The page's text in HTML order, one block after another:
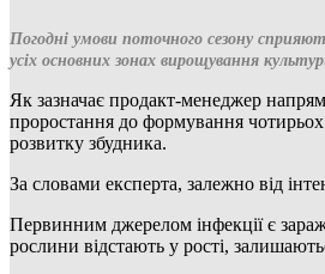
Погодні умови поточного сезону
усіх основних зонах вирощування
Як зазначає продакт-менеджер
проростання до формування
розвитку збудника.
За словами експерта, залежно від
Первинним джерелом інфекції є
рослини відстають у рості,